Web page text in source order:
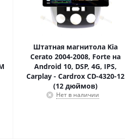
Штатная магнитола Kia
Cerato 2004-2008, Forte на
Android 10, DSP, 4G, IPS,
Carplay - Cardrox CD-4320-12
(12 дюймов)
Нет в наличии